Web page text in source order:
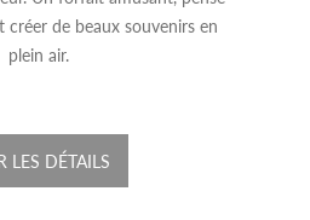
créer de beaux souvenirs en
plein air.
LES DÉTAILS